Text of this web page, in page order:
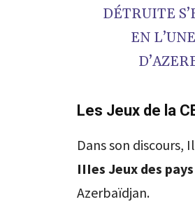
DÉTRUITE
EN
Les Jeux de la
Dans son discours,
IIIes Jeux des pays
Azerbaïdjan.